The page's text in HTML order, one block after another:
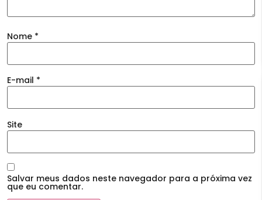
Nome *
E-mail *
Site
Salvar meus dados neste navegador para a próxima vez
que eu comentar.